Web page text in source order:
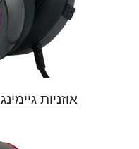
אוזניות גיימינג 7.1 בהתאמה אישית